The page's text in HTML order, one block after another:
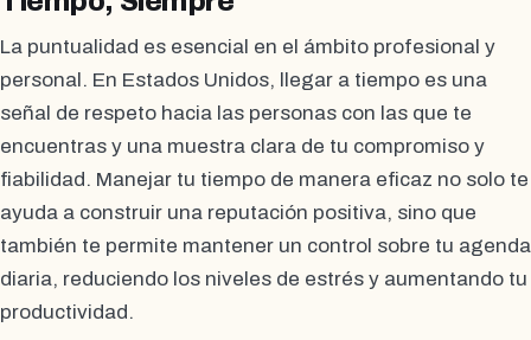
La puntualidad es esencial en el ámbito profesional y
personal. En Estados Unidos, llegar a tiempo es una
señal de respeto hacia las personas con las que te
encuentras y una muestra clara de tu compromiso y
fiabilidad. Manejar tu tiempo de manera eficaz no solo te
ayuda a construir una reputación positiva, sino que
también te permite mantener un control sobre tu agenda
diaria, reduciendo los niveles de estrés y aumentando tu
productividad.